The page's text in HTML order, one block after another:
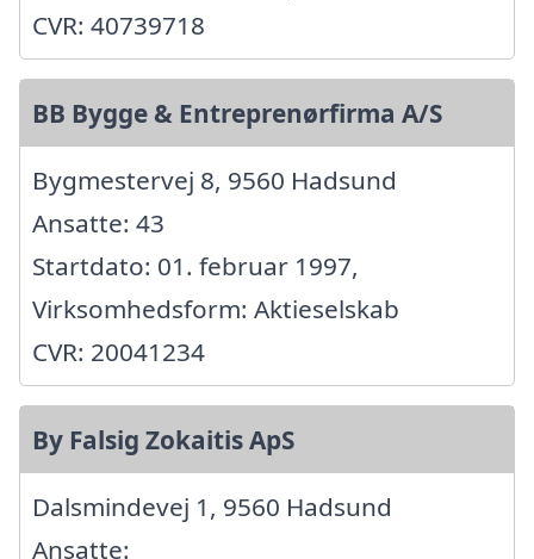
CVR: 40739718
BB Bygge & Entreprenørfirma A/S
Bygmestervej 8, 9560 Hadsund
Ansatte: 43
Startdato: 01. februar 1997,
Virksomhedsform: Aktieselskab
CVR: 20041234
By Falsig Zokaitis ApS
Dalsmindevej 1, 9560 Hadsund
Ansatte: